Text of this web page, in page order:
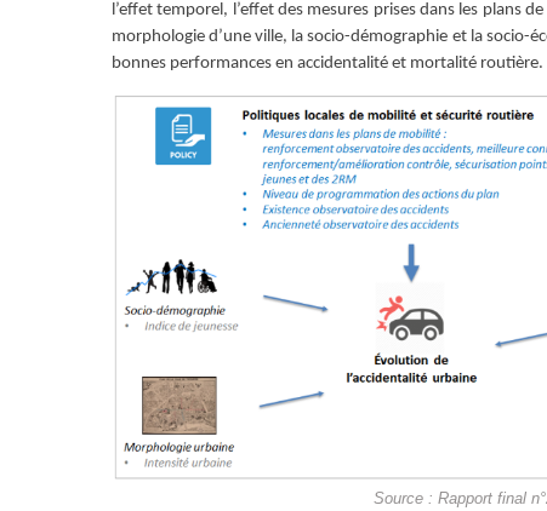
l’effet temporel, l’effet des mesures prises dans les plans
morphologie d’une ville, la socio-démographie et la socio-
bonnes performances en accidentalité et mortalité routière.
Source : Rapport final